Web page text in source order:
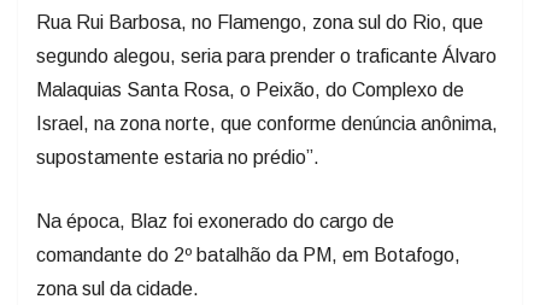
Rua Rui Barbosa, no Flamengo, zona sul do Rio, que
segundo alegou, seria para prender o traficante Álvaro
Malaquias Santa Rosa, o Peixão, do Complexo de
Israel, na zona norte, que conforme denúncia anônima,
supostamente estaria no prédio”.
Na época, Blaz foi exonerado do cargo de
comandante do 2º batalhão da PM, em Botafogo,
zona sul da cidade.